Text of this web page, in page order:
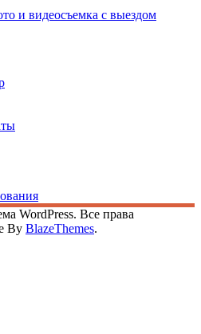
и видеосъемка с выездом
WordPress. Все права
By BlazeThemes.